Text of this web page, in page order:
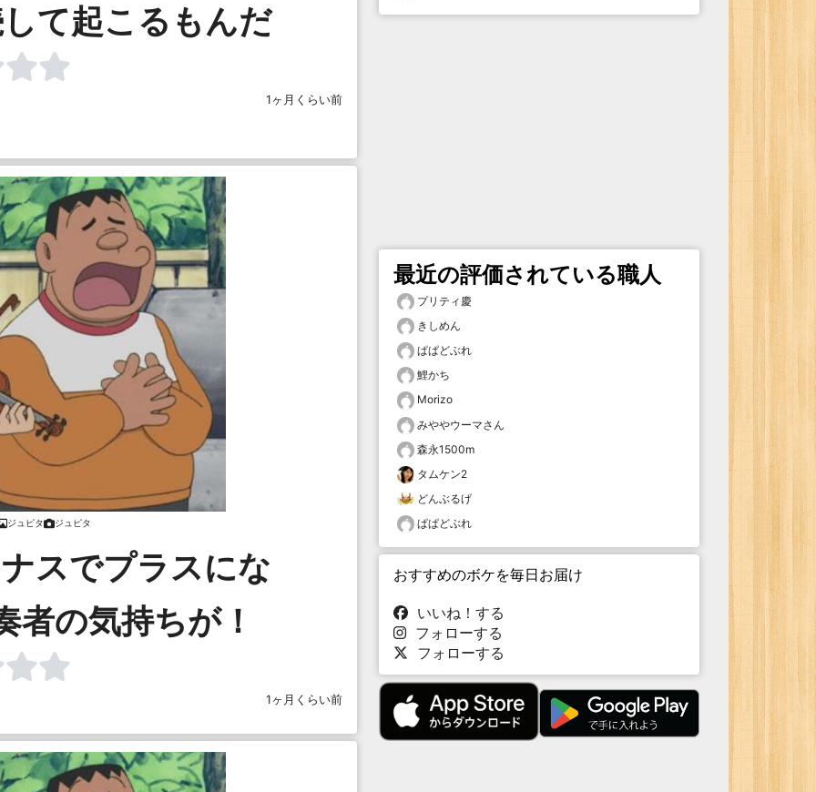
て起こるもんだ
1ヶ月くらい前
ジュピタ ジュピタ
スでプラスにな
者の気持ちが！
1ヶ月くらい前
最近の評価されている職人
プリティ慶
きしめん
ぱぱどぶれ
鯉かち
Morizo
みややウーマさん
森永1500m
タムケン2
どんぶるげ
ぱぱどぶれ
おすすめのボケを毎日お届け
いいね！する
フォローする
フォローする